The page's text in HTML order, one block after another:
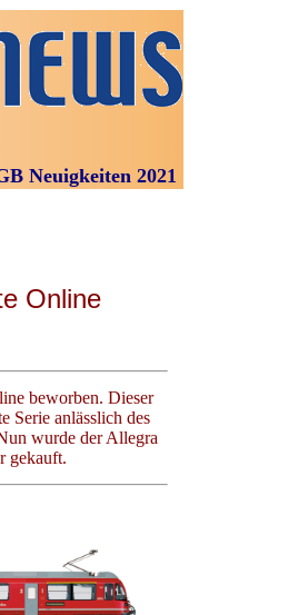
2021
Online
beworben. Dieser
Serie anlässlich des
wurde der Allegra
gekauft.